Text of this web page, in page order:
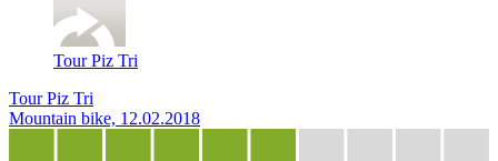
Tour Piz Tri
Tour Piz Tri
Mountain bike, 12.02.2018